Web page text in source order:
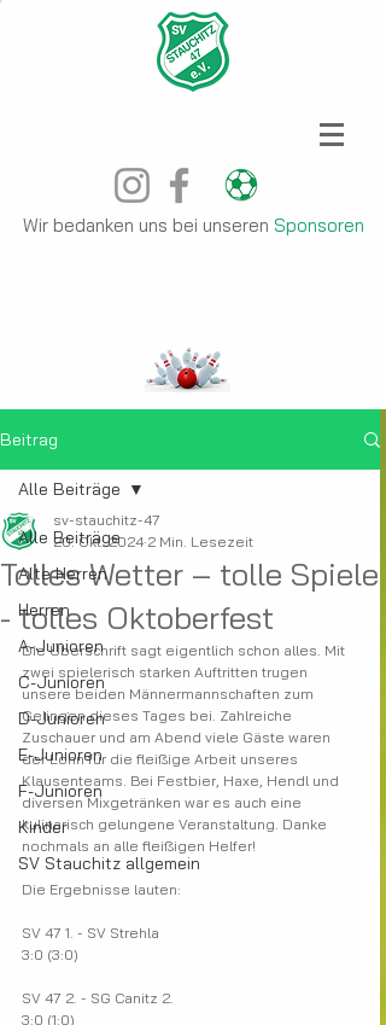
Wir bedanken uns bei unseren Sponsoren
Beitrag
Alle Beiträge
Alte Herren
Herren
A-Junioren
C-Junioren
D-Junioren
E-Junioren
F-Junioren
Kinder
SV Stauchitz allgemein
Alle Beiträge
Tolles Wetter – tolle Spiele
- tolles Oktoberfest
sv-stauchitz-47
20. Okt. 2024 2 Min. Lesezeit
Die Überschrift sagt eigentlich schon alles. Mit
zwei spielerisch starken Auftritten trugen
unsere beiden Männermannschaften zum
Gelingen dieses Tages bei. Zahlreiche
Zuschauer und am Abend viele Gäste waren
der Lohn für die fleißige Arbeit unseres
Klausenteams. Bei Festbier, Haxe, Hendl und
diversen Mixgetränken war es auch eine
kulinarisch gelungene Veranstaltung. Danke
nochmals an alle fleißigen Helfer!
Die Ergebnisse lauten:
SV 47 1. - SV Strehla
3:0 (3:0)
SV 47 2. - SG Canitz 2.
3:0 (1:0)